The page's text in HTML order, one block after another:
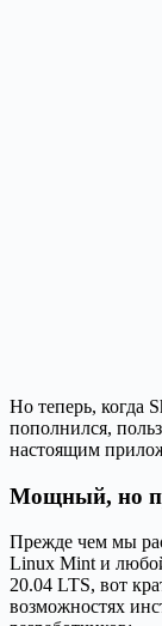
Но теперь, когда
пополнился,
настоящим
Мощный, но
Прежде чем мы
Linux Mint и
20.04 LTS, вот
возможностях